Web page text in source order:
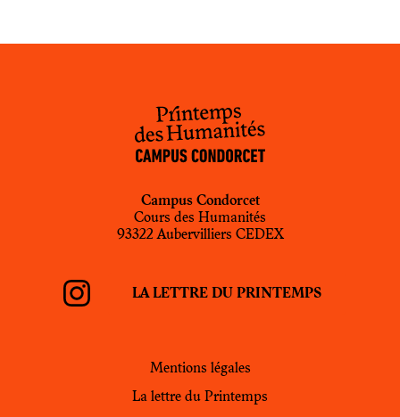
Campus Condorcet
Cours des Humanités
93322 Aubervilliers CEDEX
Instagram
LA LETTRE DU PRINTEMPS
Mentions légales
La lettre du Printemps